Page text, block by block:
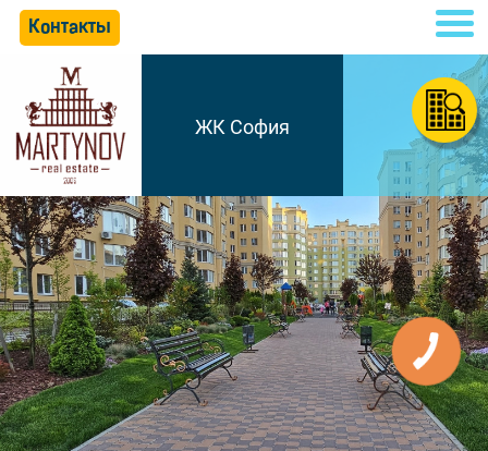
Контакты
ЖК София